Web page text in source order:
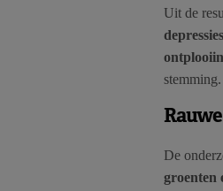
Uit de
stemming.
De
groenten